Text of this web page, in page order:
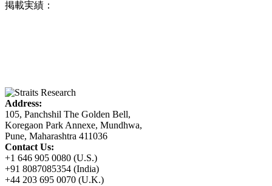
掲載実績：
Address:
105, Panchshil The Golden Bell,
Koregaon Park Annexe, Mundhwa,
Pune, Maharashtra 411036
Contact Us:
+1 646 905 0080 (U.S.)
+91 8087085354 (India)
+44 203 695 0070 (U.K.)